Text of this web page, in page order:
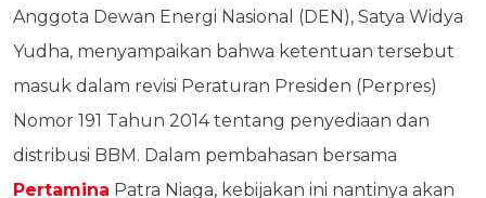
Anggota Dewan Energi Nasional (DEN), Satya Widya
Yudha, menyampaikan bahwa ketentuan tersebut
masuk dalam revisi Peraturan Presiden (Perpres)
Nomor 191 Tahun 2014 tentang penyediaan dan
distribusi BBM. Dalam pembahasan bersama
Pertamina Patra Niaga, kebijakan ini nantinya akan